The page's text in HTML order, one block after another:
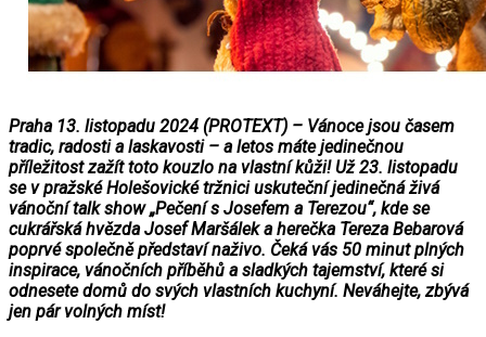
Praha 13. listopadu 2024 (PROTEXT) – Vánoce jsou časem
tradic, radosti a laskavosti – a letos máte jedinečnou
příležitost zažít toto kouzlo na vlastní kůži! Už 23. listopadu
se v pražské Holešovické tržnici uskuteční jedinečná živá
vánoční talk show „Pečení s Josefem a Terezou“, kde se
cukrářská hvězda Josef Maršálek a herečka Tereza Bebarová
poprvé společně představí naživo. Čeká vás 50 minut plných
inspirace, vánočních příběhů a sladkých tajemství, které si
odnesete domů do svých vlastních kuchyní. Neváhejte, zbývá
jen pár volných míst!